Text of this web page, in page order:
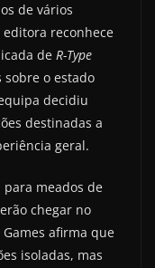
de vários
editora reconhece
de R-Type
o estado
decidiu
destinadas a
geral.
meados de
chegar no
afirma que
isoladas, mas